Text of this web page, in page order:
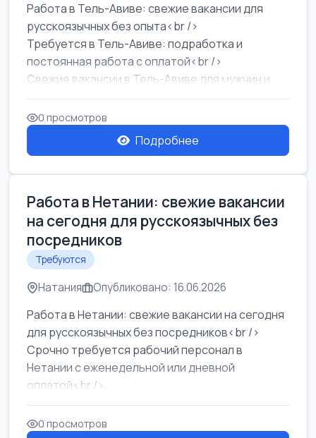
Работа в Тель-Авиве: свежие вакансии для
русскоязычных без опыта<br />
Требуется в Тель-Авиве: подработка и
постоянная работа с оплатой<br />
Свежие вакансии в Тель-Авиве для мужчин и
женщин от хозя...
0 просмотров
Подробнее
Работа в Нетании: свежие вакансии
на сегодня для русскоязычных без
посредников
Требуются
Натания Опубликовано: 16.06.2026
Работа в Нетании: свежие вакансии на сегодня
для русскоязычных без посредников<br />
Срочно требуется рабочий персонал в
Нетании с еженедельной или дневной
оплатой<br />
Свежие вакансии в Нетании дл...
0 просмотров